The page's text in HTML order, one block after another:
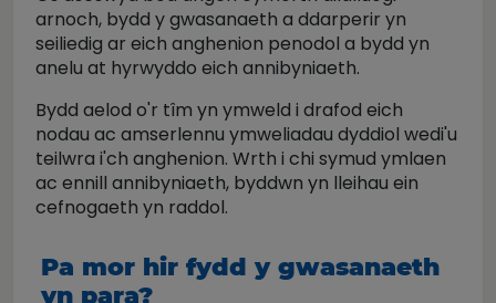
arnoch, bydd y gwasanaeth a ddarperir yn
seiliedig ar eich anghenion penodol a bydd yn
anelu at hyrwyddo eich annibyniaeth.
Bydd aelod o'r tîm yn ymweld i drafod eich
nodau ac amserlennu ymweliadau dyddiol wedi'u
teilwra i'ch anghenion. Wrth i chi symud ymlaen
ac ennill annibyniaeth, byddwn yn lleihau ein
cefnogaeth yn raddol.
Pa mor hir fydd y gwasanaeth
yn para?